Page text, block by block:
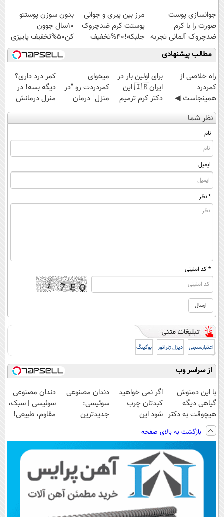
جوانسازی پوست
صورت را با کرم
ضدچروک آلمانی تجربه
کنید!
مرز بین پیری و جوانی
پوستت کرم ضدچروک
جلبکه!40%تخفیف
بدون سوزن پوستتو
10سال جوون
کن50%تخفیف پاییزی
مطالب پیشنهادی
‌راه خلاصی از
کمردرد
همینجاست ◀
فقط کافیه فرم
رو پر کنی!
برای اولین بار در
ایران🇮🇷 این
دکتر کرم ترمیم
کننده 23 روزه
میخوای
کمردردت رو "در
منزل" درمان
کنی؟ (◂فیلم +
کمر درد داری؟
دیگه بسه! در
منزل درمانش
کن
نظر شما
نام
ایمیل
* نظر
* کد امنیتی
اعتبارسنجی دیزل ژنراتور بوکینگ
از سراسر وب
با این دمنوش
گیاهی دیگه
هیچوقت به دکتر
و دارو نیاز پیدا
نمیکنی
اگر نمی خواهید
کبدتان چرب
شود این
طعم را بنوشید
دندان مصنوعی
سوئیسی:
جدیدترین
پرداخت قسطی
دندان مصنوعی
سوئیسی | سبک،
مقاوم، طبیعی!
اقساطی😍
بازگشت به بالای صفحه